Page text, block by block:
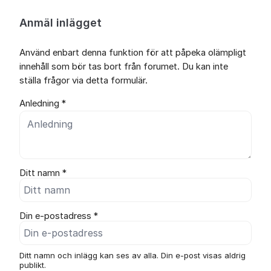
Anmäl inlägget
Använd enbart denna funktion för att påpeka olämpligt
innehåll som bör tas bort från forumet. Du kan inte
ställa frågor via detta formulär.
Anledning *
Ditt namn *
Din e-postadress *
Ditt namn och inlägg kan ses av alla. Din e-post visas aldrig
publikt.